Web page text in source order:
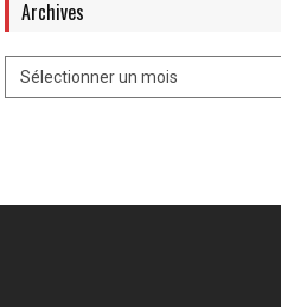
Archives